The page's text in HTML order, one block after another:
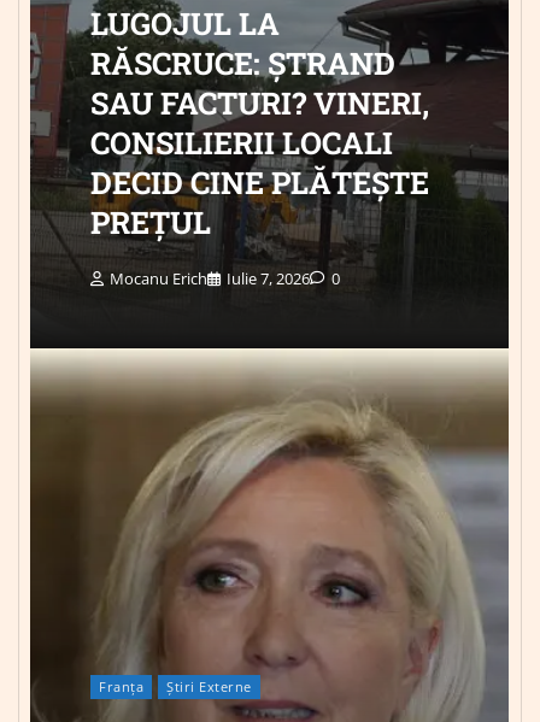
LUGOJUL LA
RĂSCRUCE: ȘTRAND
SAU FACTURI? VINERI,
CONSILIERII LOCALI
DECID CINE PLĂTEȘTE
PREȚUL
Mocanu Erich Iulie 7, 2026 0
Franța Știri Externe